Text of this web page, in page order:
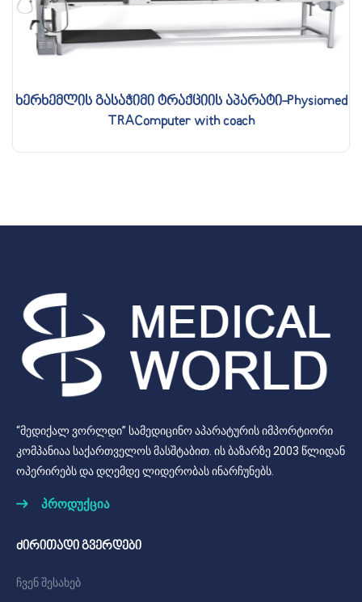
ხერხემლის გასაჭიმი ტრაქციის აპარატი-Physiomed
TRAComputer with coach
“მედიქალ ვორლდი” სამედიცინო აპარატურის იმპორტიორი
კომპანიაა საქართველოს მასშტაბით. ის ბაზარზე 2003 წლიდან
ოპერირებს და დღემდე ლიდერობას ინარჩუნებს.
პროდუქცია
ძირითადი გვერდები
ჩვენ შესახებ